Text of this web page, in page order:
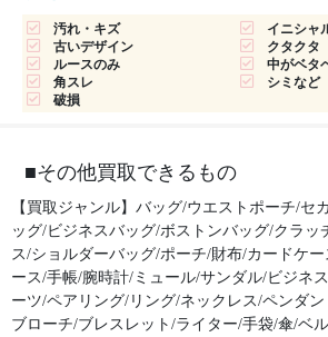
汚れ・キズ
イニシャ
古いデザイン
クタクタ
ルースのみ
中がベタ
角スレ
シミなど
破損
■その他買取できるもの
【買取ジャンル】バッグ/ウエストポーチ/セ
ッグ/ビジネスバッグ/ボストンバッグ/クラッ
ス/ショルダーバッグ/ポーチ/財布/カードケ
ース/手帳/腕時計/ミュール/サンダル/ビジネ
ーツ/ペアリング/リング/ネックレス/ペンダ
ブローチ/ブレスレット/ライター/手袋/傘/ベ